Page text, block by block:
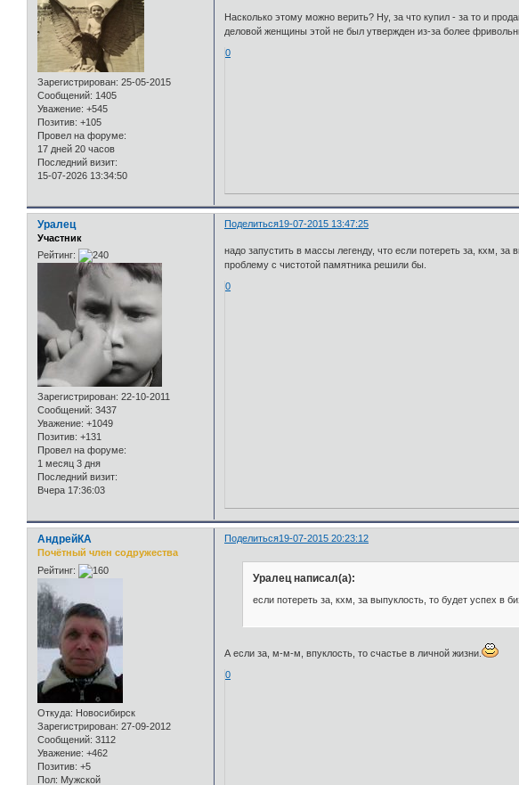
Зарегистрирован: 25-05-2015
Сообщений: 1405
Уважение: +545
Позитив: +105
Провел на форуме:
17 дней 20 часов
Последний визит:
15-07-2026 13:34:50
Насколько этому можно верить? Ну, за что купил - за то и
деловой женщины этой не был утвержден из-за более
0
Поделиться19-07-2015 13:47:25
Уралец
Участник
Рейтинг:
Зарегистрирован: 22-10-2011
Сообщений: 3437
Уважение: +1049
Позитив: +131
Провел на форуме:
1 месяц 3 дня
Последний визит:
Вчера 17:36:03
надо запустить в массы легенду, что если потереть за, кхм, за
проблему с чистотой памятника решили бы.
0
Поделиться19-07-2015 20:23:12
АндрейКА
Почётный член содружества
Рейтинг:
Откуда: Новосибирск
Зарегистрирован: 27-09-2012
Сообщений: 3112
Уважение: +462
Позитив: +5
Пол: Мужской
Уралец написал(а):
если потереть за, кхм, за выпуклость, то будет успех в
А если за, м-м-м, впуклость, то счастье в личной жизни.
0